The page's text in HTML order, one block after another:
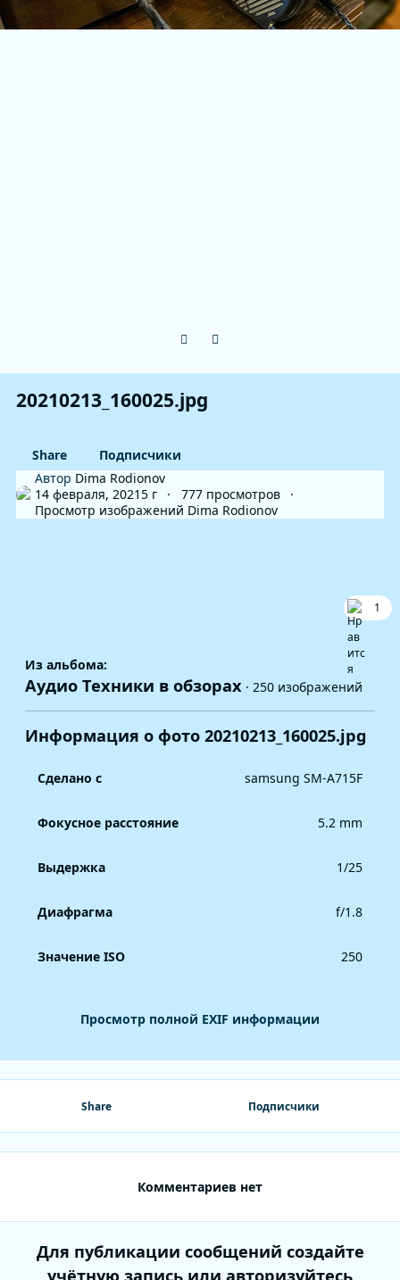
Previous carousel slide
Next carousel slide
20210213_160025.jpg
Share
Подписчики
Автор Dima Rodionov
14 февраля, 20215 г
777 просмотров
Просмотр изображений Dima Rodionov
1
Из альбома:
Аудио Техники в обзорах · 250 изображений
Информация о фото 20210213_160025.jpg
Сделано с samsung SM-A715F
Фокусное расстояние 5.2 mm
Выдержка 1/25
Диафрагма f/1.8
Значение ISO 250
Просмотр полной EXIF информации
Share Подписчики
Комментариев нет
Для публикации сообщений создайте
учётную запись или авторизуйтесь